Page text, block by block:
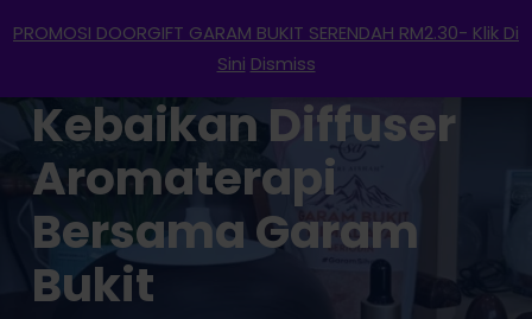
PROMOSI DOORGIFT GARAM BUKIT SERENDAH RM2.30- Klik Di
Sini Dismiss
to
contentKebaikan Diffuser
Aromaterapi
Bersama Garam
Bukit